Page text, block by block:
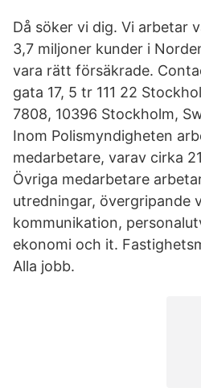
Då söker vi dig. Vi arbetar
3,7 miljoner kunder i
vara rätt försäkrade.
gata 17, 5 tr 111 22
7808, 10396 Stockholm,
Inom Polismyndigheten
medarbetare, varav cirka
Övriga medarbetare
utredningar, övergripande
kommunikation,
ekonomi och it.
Alla jobb.